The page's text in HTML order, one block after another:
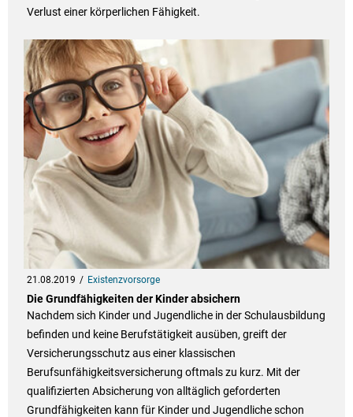
Verlust einer körperlichen Fähigkeit.
21.08.2019 Existenzvorsorge
Die Grundfähigkeiten der Kinder absichern
Nachdem sich Kinder und Jugendliche in der Schulausbildung
befinden und keine Berufstätigkeit ausüben, greift der
Versicherungsschutz aus einer klassischen
Berufsunfähigkeitsversicherung oftmals zu kurz. Mit der
qualifizierten Absicherung von alltäglich geforderten
Grundfähigkeiten kann für Kinder und Jugendliche schon